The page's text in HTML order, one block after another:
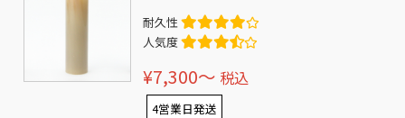
耐久性
人気度
¥7,300〜 税込
4営業日発送